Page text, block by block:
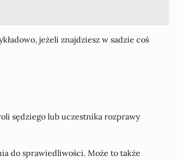
jeżeli znajdziesz w sadzie coś
sędziego lub uczestnika rozprawy
do sprawiedliwości. Może to także